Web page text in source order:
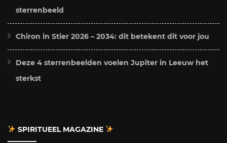
sterrenbeeld
Chiron in Stier 2026 – 2034: dit betekent dit voor jou
Deze 4 sterrenbeelden voelen Jupiter in Leeuw het
sterkst
SPIRITUEEL MAGAZINE